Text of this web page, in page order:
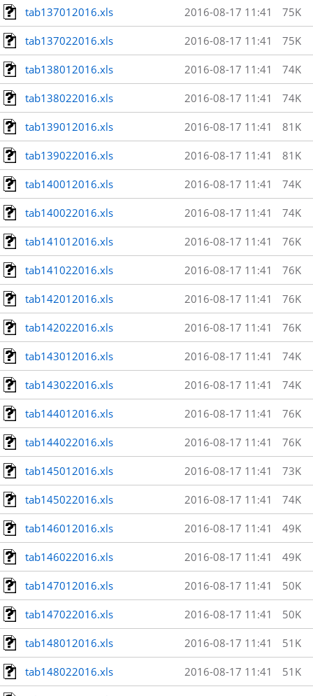
tab137012016.xls 2016-08-17 11:41 75K
tab137022016.xls 2016-08-17 11:41 75K
tab138012016.xls 2016-08-17 11:41 74K
tab138022016.xls 2016-08-17 11:41 74K
tab139012016.xls 2016-08-17 11:41 81K
tab139022016.xls 2016-08-17 11:41 81K
tab140012016.xls 2016-08-17 11:41 74K
tab140022016.xls 2016-08-17 11:41 74K
tab141012016.xls 2016-08-17 11:41 76K
tab141022016.xls 2016-08-17 11:41 76K
tab142012016.xls 2016-08-17 11:41 76K
tab142022016.xls 2016-08-17 11:41 76K
tab143012016.xls 2016-08-17 11:41 74K
tab143022016.xls 2016-08-17 11:41 74K
tab144012016.xls 2016-08-17 11:41 76K
tab144022016.xls 2016-08-17 11:41 76K
tab145012016.xls 2016-08-17 11:41 73K
tab145022016.xls 2016-08-17 11:41 74K
tab146012016.xls 2016-08-17 11:41 49K
tab146022016.xls 2016-08-17 11:41 49K
tab147012016.xls 2016-08-17 11:41 50K
tab147022016.xls 2016-08-17 11:41 50K
tab148012016.xls 2016-08-17 11:41 51K
tab148022016.xls 2016-08-17 11:41 51K